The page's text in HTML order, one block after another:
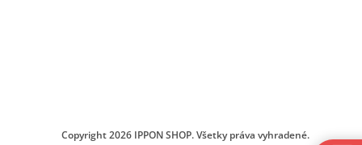
Copyright 2026 IPPON SHOP. Všetky práva vyhradené.